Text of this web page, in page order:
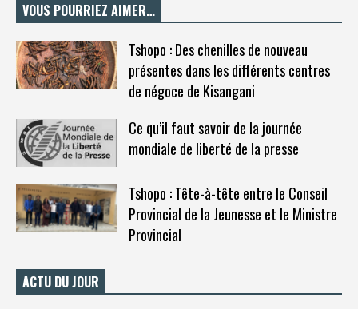
VOUS POURRIEZ AIMER…
Tshopo : Des chenilles de nouveau
présentes dans les différents centres
de négoce de Kisangani
Ce qu’il faut savoir de la journée
mondiale de liberté de la presse
Tshopo : Tête-à-tête entre le Conseil
Provincial de la Jeunesse et le Ministre
Provincial
ACTU DU JOUR